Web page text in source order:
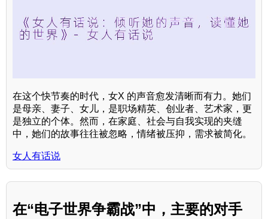
在这个快节奏的时代，女X 的声音愈发清晰而有力。她们
是母亲、妻子、女儿，是职场精英、创业者、艺术家，更
是独立的个体。然而，在家庭、社会与自我实现的夹缝
中，她们的故事往往被忽略，情绪被压抑，需求被简化。
女人有话说
在“电子世界争霸战”中，主要的对手